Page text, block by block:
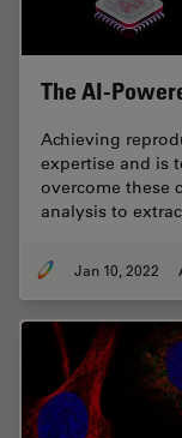
The AI-
Achieving
expertise and is
overcome these
analysis to
Jan 10, 2022